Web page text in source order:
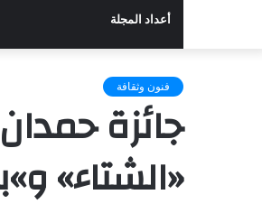
أعداد المجلة
فنون وثقافة
جائزة
«الشتاء»